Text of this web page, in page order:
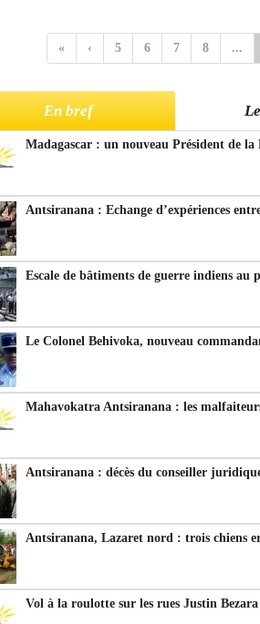
« ‹ 5 6 7 8 ...
En bref
Madagascar : un nouveau Président de
Antsiranana : Echange d’expériences
Escale de bâtiments de guerre indiens au
Le Colonel Behivoka, nouveau
Mahavokatra Antsiranana : les
Antsiranana : décès du conseiller
Antsiranana, Lazaret nord : trois chiens
Vol à la roulotte sur les rues Justin